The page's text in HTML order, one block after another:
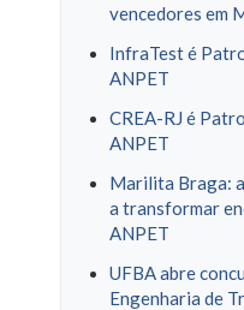
vencedores em
InfraTest é
ANPET
CREA-RJ é
ANPET
Marilita Braga:
a transformar
ANPET
UFBA abre
Engenharia de